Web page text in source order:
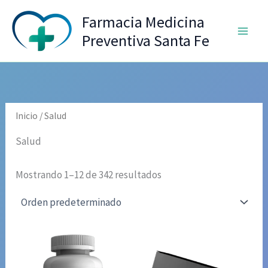
contenido
Farmacia Medicina
Preventiva Santa Fe
Inicio / Salud
Salud
Mostrando 1–12 de 342 resultados